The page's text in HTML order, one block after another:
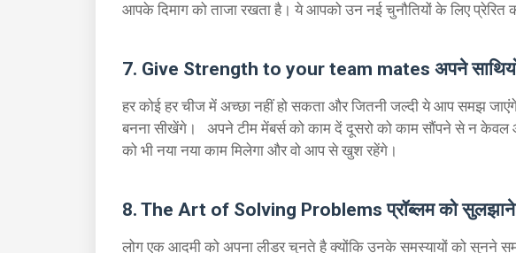
आपके दिमाग को ताजा रखता है। ये आपको उन नई चुनौतियों के लिए
7. Give Strength to your team mates अपने
हर कोई हर चीज में अच्छा नहीं हो सकता और जितनी जल्दी ये आप समझ
बनना सीखेंगे। अपने टीम मेंबर्स को काम दें दूसरो को काम सौंपने से न केवल
को भी नया नया काम मिलेगा और वो आप से खुश रहेंगे।
8. The Art of Solving Problems प्रॉब्लम को
लोग एक आदमी को अपना लीडर चुनते है क्योंकि उनके समस्यायों को सुनने